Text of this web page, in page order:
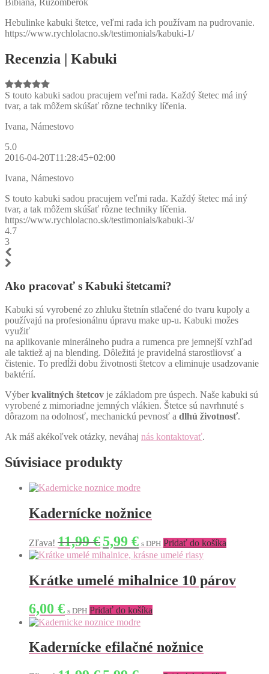
Hebulinke kabuki štetce, veľmi rada ich používam na pudrovanie.
https://www.rychlolacno.sk/testimonials/kabuki-1/
Recenzia | Kabuki
S touto kabuki sadou pracujem veľmi rada. Každý štetec má iný
tvar, a tak môžem skúšať rôzne techniky líčenia.
Ivana, Námestovo
5.0
2016-04-20T11:28:45+02:00
Ivana, Námestovo
S touto kabuki sadou pracujem veľmi rada. Každý štetec má iný
tvar, a tak môžem skúšať rôzne techniky líčenia.
https://www.rychlolacno.sk/testimonials/kabuki-3/
4.7
3
Ako pracovať s Kabuki štetcami?
Kabuki sú vyrobené zo zhluku štetnín stlačené do tvaru kupoly a
používajú na profesionálnu úpravu make up-u. Kabuki možes
využiť
na aplikovanie minerálneho pudra a rumenca pre jemnejší vzhľad
ale taktiež aj na blending. Dôležitá je pravidelná starostliovsť a
čistenie. To predĺži dobu životnosti štetcov a eliminuje usadzovanie
baktérií.
Výberkvalitných štetcov je základom pre úspech. Naše kabuki sú
vyrobené z mimoriadne jemných vlákien. Štetce sú navrhnuté s
dôrazom na odolnosť, mechanickú pevnosť a dlhú životnosť.
Ak máš akékoľvek otázky, neváhaj nás kontaktovať.
Súvisiace produkty
Kadernícke nožnice
Zľava! 11,99€ Original
price
was:
5,99 €Current
price
is:
s DPH Pridať do košíka
Krátke umelé mihalnice 10 párov
6,00 € s DPH Pridať do košíka
Kadernícke efilačné nožnice